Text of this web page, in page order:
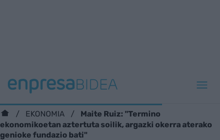
EKONOMIA
Maite Ruiz: "Termino
ekonomikoetan aztertuta soilik, argazki okerra aterako
genioke fundazio bati"